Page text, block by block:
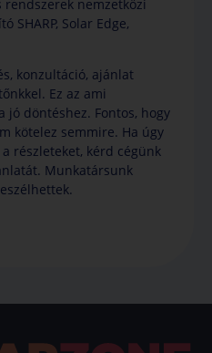
rendszerek nemzetközi
SHARP, Solar Edge,
konzultáció, ajánlat
Ez az ami
döntéshez. Fontos, hogy
kötelez semmire. Ha úgy
részleteket, kérd cégünk
Munkatársunk